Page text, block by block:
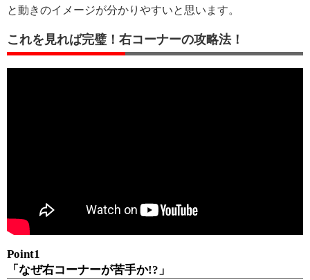
と動きのイメージが分かりやすいと思います。
これを見れば完璧！右コーナーの攻略法！
Point1
「なぜ右コーナーが苦手か!?」